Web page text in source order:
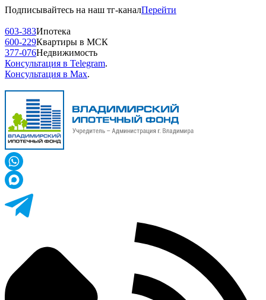
Подписывайтесь на наш тг-каналПерейти
603-383Ипотека
600-229Квартиры в МСК
377-076Недвижимость
Консультация в Telegram.
Консультация в Max.